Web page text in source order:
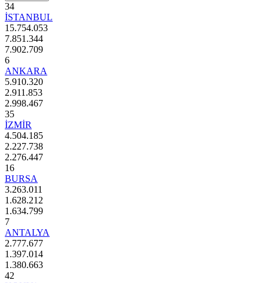
34
İSTANBUL
15.754.053
7.851.344
7.902.709
6
ANKARA
5.910.320
2.911.853
2.998.467
35
İZMİR
4.504.185
2.227.738
2.276.447
16
BURSA
3.263.011
1.628.212
1.634.799
7
ANTALYA
2.777.677
1.397.014
1.380.663
42